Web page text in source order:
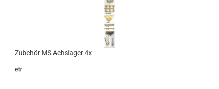
Zubehör MS Achslager 4x
etr